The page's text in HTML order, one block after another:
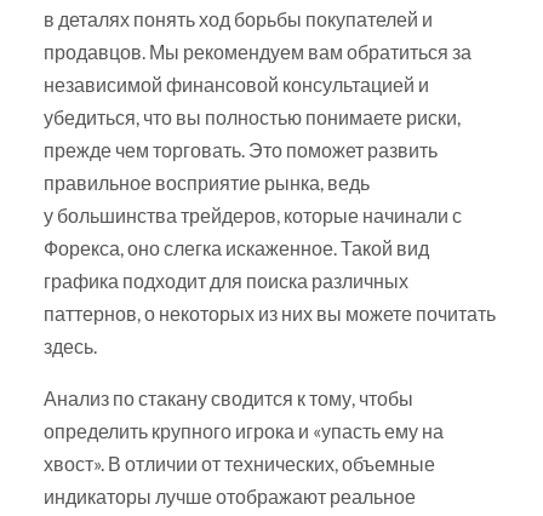
в деталях понять ход борьбы покупателей и
продавцов. Мы рекомендуем вам обратиться за
независимой финансовой консультацией и
убедиться, что вы полностью понимаете риски,
прежде чем торговать. Это поможет развить
правильное восприятие рынка, ведь
у большинства трейдеров, которые начинали с
Форекса, оно слегка искаженное. Такой вид
графика подходит для поиска различных
паттернов, о некоторых из них вы можете почитать
здесь.
Анализ по стакану сводится к тому, чтобы
определить крупного игрока и «упасть ему на
хвост». В отличии от технических, объемные
индикаторы лучше отображают реальное